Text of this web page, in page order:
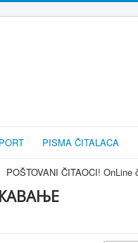
PISMA ČITALACA
ČITAOCI! OnLine časopis